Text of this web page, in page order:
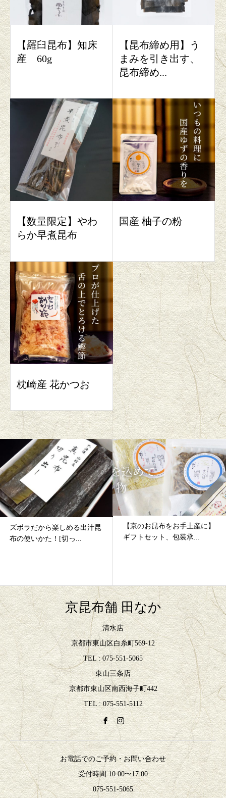
【羅臼昆布】知床
産 60g
【昆布締め用】う
まみを引き出す、
昆布締め...
【数量限定】やわ
らか早煮昆布
国産 柚子の粉
枕崎産 花かつお
【京のお昆布をお手土産に】
ギフトセット、包装承...
【細切り塩昆布の美味しい食
べ方】万能食材「まつ...
京昆布舗 田なか
清水店
京都市東山区白糸町569-12
TEL : 075-551-5065
東山三条店
京都市東山区南西海子町442
TEL : 075-551-5112
お電話でのご予約・お問い合わせ
受付時間 10:00〜17:00
075-551-5065